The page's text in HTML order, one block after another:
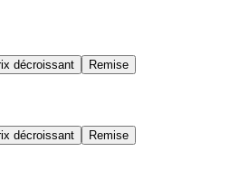
décroissant Remise
décroissant Remise